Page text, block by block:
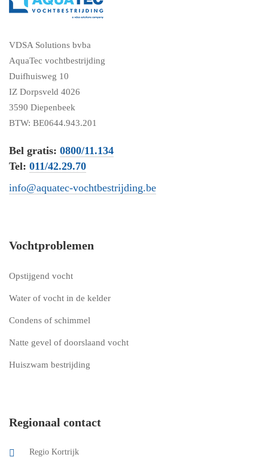
VDSA Solutions bvba
AquaTec vochtbestrijding
Duifhuisweg 10
IZ Dorpsveld 4026
3590 Diepenbeek
BTW: BE0644.943.201
Bel gratis: 0800/11.134
Tel: 011/42.29.70
info@aquatec-vochtbestrijding.be
Vochtproblemen
Opstijgend vocht
Water of vocht in de kelder
Condens of schimmel
Natte gevel of doorslaand vocht
Huiszwam bestrijding
Regionaal contact
Regio Kortrijk